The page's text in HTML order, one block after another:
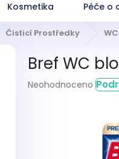
Kosmetika Péče o
Čisticí Prostředky
Bref WC
Průměrné
Neohodnoceno